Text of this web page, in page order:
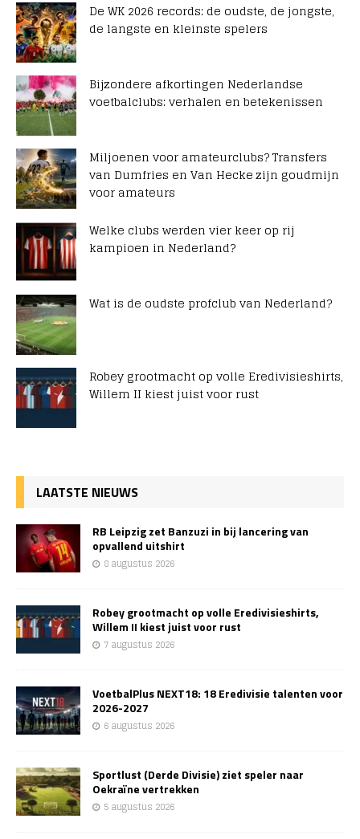
De WK 2026 records: de oudste, de jongste,
de langste en kleinste spelers
Bijzondere afkortingen Nederlandse
voetbalclubs: verhalen en betekenissen
Miljoenen voor amateurclubs? Transfers
van Dumfries en Van Hecke zijn goudmijn
voor amateurs
Welke clubs werden vier keer op rij
kampioen in Nederland?
Wat is de oudste profclub van Nederland?
Robey grootmacht op volle Eredivisieshirts,
Willem II kiest juist voor rust
LAATSTE NIEUWS
RB Leipzig zet Banzuzi in bij lancering van
opvallend uitshirt
8 augustus 2026
Robey grootmacht op volle Eredivisieshirts,
Willem II kiest juist voor rust
7 augustus 2026
VoetbalPlus NEXT18: 18 Eredivisie talenten voor
2026-2027
6 augustus 2026
Sportlust (Derde Divisie) ziet speler naar
Oekraïne vertrekken
5 augustus 2026